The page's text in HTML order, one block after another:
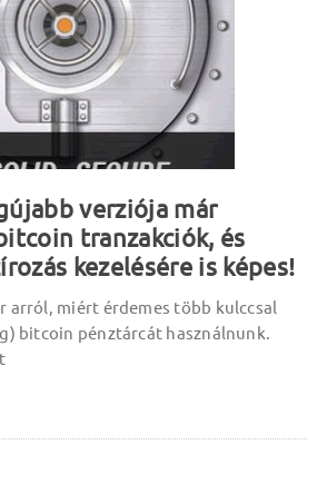
verziója már
tranzakciók, és
kezelésére is képes!
arról, miért érdemes több kulccsal
bitcoin pénztárcát használnunk.